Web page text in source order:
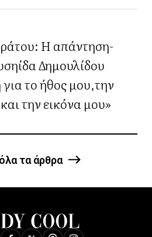
Η απάντηση-
Δημουλίδου
το ήθος μου,την
την εικόνα μου»
τα άρθρα